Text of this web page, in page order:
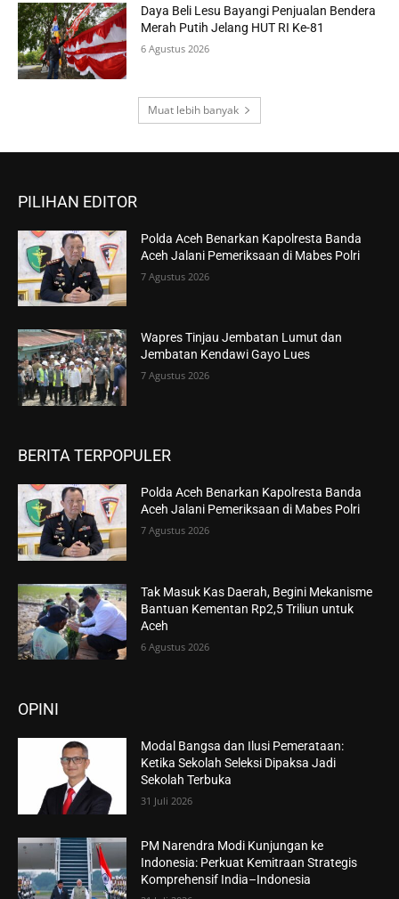
Daya Beli Lesu Bayangi Penjualan Bendera
Merah Putih Jelang HUT RI Ke-81
6 Agustus 2026
Muat lebih banyak
PILIHAN EDITOR
Polda Aceh Benarkan Kapolresta Banda
Aceh Jalani Pemeriksaan di Mabes Polri
7 Agustus 2026
Wapres Tinjau Jembatan Lumut dan
Jembatan Kendawi Gayo Lues
7 Agustus 2026
BERITA TERPOPULER
Polda Aceh Benarkan Kapolresta Banda
Aceh Jalani Pemeriksaan di Mabes Polri
7 Agustus 2026
Tak Masuk Kas Daerah, Begini Mekanisme
Bantuan Kementan Rp2,5 Triliun untuk
Aceh
6 Agustus 2026
OPINI
Modal Bangsa dan Ilusi Pemerataan:
Ketika Sekolah Seleksi Dipaksa Jadi
Sekolah Terbuka
31 Juli 2026
PM Narendra Modi Kunjungan ke
Indonesia: Perkuat Kemitraan Strategis
Komprehensif India–Indonesia